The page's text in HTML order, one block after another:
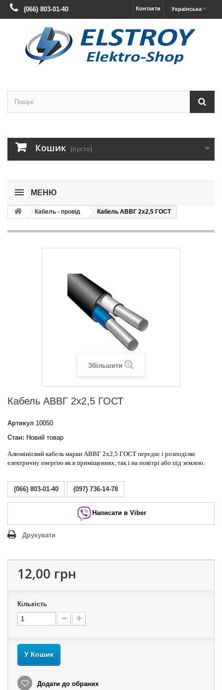
Українська
Контакти
(066) 803-01-40
Кошик (пусто)
МЕНЮ
Кабель - провід Кабель АВВГ 2х2,5 ГОСТ
Збільшити
Кабель АВВГ 2х2,5 ГОСТ
Артикул 10050
Стан: Новий товар
Алюмінієвий кабель марки АВВГ 2х2,5 ГОСТ передає і розподіляє
електричну енергію як в приміщеннях, так і на повітрі або під землею.
(066) 803-01-40 (097) 736-14-78
Написати в Viber
Друкувати
12,00 грн
Кількість
У Кошик
Додати до обраних